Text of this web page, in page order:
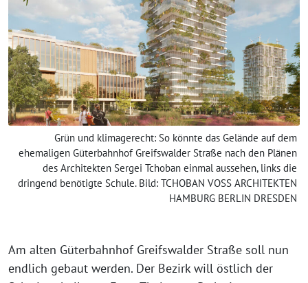
Grün und klimagerecht: So könnte das Gelände auf dem
ehemaligen Güterbahnhof Greifswalder Straße nach den Plänen
des Architekten Sergei Tchoban einmal aussehen, links die
dringend benötigte Schule. Bild: TCHOBAN VOSS ARCHITEKTEN
HAMBURG BERLIN DRESDEN
Am alten Güterbahnhof Greifswalder Straße soll nun
endlich gebaut werden. Der Bezirk will östlich der